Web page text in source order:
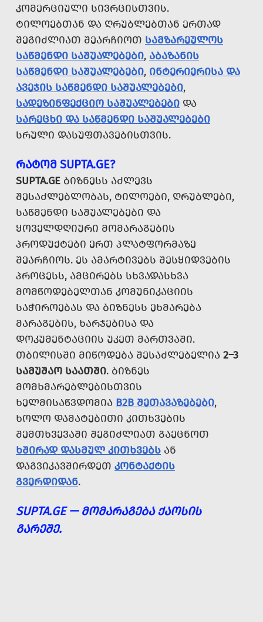
ᲙᲝᲛᲔᲠᲪᲘᲣᲚᲘ ᲡᲘᲕᲠᲪᲘᲡᲗᲕᲘᲡ.
ᲢᲘᲚᲝᲔᲑᲗᲐᲜ ᲓᲐ ᲦᲠᲣᲑᲚᲔᲑᲗᲐᲜ ᲔᲠᲗᲐᲓ
ᲨᲔᲒᲘᲫᲚᲘᲐᲗ ᲨᲔᲐᲠᲩᲘᲝᲗ ᲡᲐᲛᲖᲐᲠᲔᲣᲚᲝᲡ
ᲡᲐᲬᲛᲔᲜᲓᲘ ᲡᲐᲨᲣᲐᲚᲔᲑᲔᲑᲘ, ᲐᲑᲐᲖᲐᲜᲘᲡ
ᲡᲐᲬᲛᲔᲜᲓᲘ ᲡᲐᲨᲣᲐᲚᲔᲑᲔᲑᲘ, ᲘᲜᲢᲔᲠᲘᲔᲠᲘᲡᲐ ᲓᲐ
ᲐᲕᲔᲯᲘᲡ ᲡᲐᲬᲛᲔᲜᲓᲘ ᲡᲐᲨᲣᲐᲚᲔᲑᲔᲑᲘ,
ᲡᲐᲓᲔᲖᲘᲜᲤᲔᲥᲪᲘᲝ ᲡᲐᲨᲣᲐᲚᲔᲑᲔᲑᲘ ᲓᲐ
ᲡᲐᲠᲔᲪᲮᲘ ᲓᲐ ᲡᲐᲬᲛᲔᲜᲓᲘ ᲡᲐᲨᲣᲐᲚᲔᲑᲔᲑᲘ
ᲡᲠᲣᲚᲘ ᲓᲐᲡᲣᲤᲗᲐᲕᲔᲑᲘᲡᲗᲕᲘᲡ.
ᲠᲐᲢᲝᲛ SUPTA.GE?
SUPTA.GE ᲑᲘᲖᲜᲔᲡᲡ ᲐᲫᲚᲔᲕᲡ
ᲨᲔᲡᲐᲫᲚᲔᲑᲚᲝᲑᲐᲡ, ᲢᲘᲚᲝᲔᲑᲘ, ᲦᲠᲣᲑᲚᲔᲑᲘ,
ᲡᲐᲬᲛᲔᲜᲓᲘ ᲡᲐᲨᲣᲐᲚᲔᲑᲔᲑᲘ ᲓᲐ
ᲧᲝᲕᲔᲚᲓᲦᲘᲣᲠᲘ ᲛᲝᲛᲐᲠᲐᲒᲔᲑᲘᲡ
ᲞᲠᲝᲓᲣᲥᲢᲔᲑᲘ ᲔᲠᲗ ᲞᲚᲐᲢᲤᲝᲠᲛᲐᲖᲔ
ᲨᲔᲐᲠᲩᲘᲝᲡ. ᲔᲡ ᲐᲛᲐᲠᲢᲘᲕᲔᲑᲡ ᲨᲔᲡᲧᲘᲓᲕᲔᲑᲘᲡ
ᲞᲠᲝᲪᲔᲡᲡ, ᲐᲛᲪᲘᲠᲔᲑᲡ ᲡᲮᲕᲐᲓᲐᲡᲮᲕᲐ
ᲛᲝᲛᲬᲝᲓᲔᲑᲔᲚᲗᲐᲜ ᲙᲝᲛᲣᲜᲘᲙᲐᲪᲘᲘᲡ
ᲡᲐᲭᲘᲠᲝᲔᲑᲐᲡ ᲓᲐ ᲑᲘᲖᲜᲔᲡᲡ ᲔᲮᲛᲐᲠᲔᲑᲐ
ᲛᲐᲠᲐᲒᲔᲑᲘᲡ, ᲮᲐᲠᲯᲔᲑᲘᲡᲐ ᲓᲐ
ᲓᲝᲙᲣᲛᲔᲜᲢᲐᲪᲘᲘᲡ ᲣᲙᲔᲗ ᲛᲐᲠᲗᲕᲐᲨᲘ.
ᲗᲑᲘᲚᲘᲡᲨᲘ ᲛᲘᲬᲝᲓᲔᲑᲐ ᲨᲔᲡᲐᲫᲚᲔᲑᲔᲚᲘᲐ 2–3
ᲡᲐᲛᲣᲨᲐᲝ ᲡᲐᲐᲗᲨᲘ. ᲑᲘᲖᲜᲔᲡ
ᲛᲝᲛᲮᲛᲐᲠᲔᲑᲚᲔᲑᲘᲡᲗᲕᲘᲡ
ᲮᲔᲚᲛᲘᲡᲐᲬᲕᲓᲝᲛᲘᲐ B2B ᲨᲔᲗᲐᲕᲐᲖᲔᲑᲔᲑᲘ,
ᲮᲝᲚᲝ ᲓᲐᲛᲐᲢᲔᲑᲘᲗᲘ ᲙᲘᲗᲮᲕᲔᲑᲘᲡ
ᲨᲔᲛᲗᲮᲕᲔᲕᲐᲨᲘ ᲨᲔᲒᲘᲫᲚᲘᲐᲗ ᲒᲐᲔᲪᲜᲝᲗ
ᲮᲨᲘᲠᲐᲓ ᲓᲐᲡᲛᲣᲚ ᲙᲘᲗᲮᲕᲔᲑᲡ ᲐᲜ
ᲓᲐᲒᲕᲘᲙᲐᲕᲨᲘᲠᲓᲔᲗ ᲙᲝᲜᲢᲐᲥᲢᲘᲡ
ᲒᲕᲔᲠᲓᲘᲓᲐᲜ.
SUPTA.GE — ᲛᲝᲛᲐᲠᲐᲒᲔᲑᲐ ᲥᲐᲝᲡᲘᲡ
ᲒᲐᲠᲔᲨᲔ.